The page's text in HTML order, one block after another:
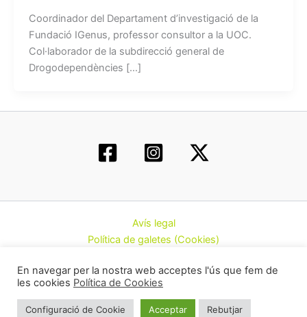
Coordinador del Departament d’investigació de la
Fundació IGenus, professor consultor a la UOC.
Col·laborador de la subdirecció general de
Drogodependències […]
Avís legal
Política de galetes (Cookies)
Contacte
Cannàbiques de Catalunya (CatFAC)
En navegar per la nostra web acceptes l'ús que fem de
les cookies Política de Cookies
Configuració de Cookie Acceptar Rebutjar